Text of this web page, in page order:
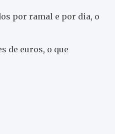
por ramal e por dia, o
de euros, o que